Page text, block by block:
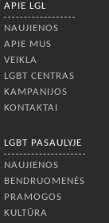
APIE LGL
NAUJIENOS
APIE MUS
VEIKLA
LGBT CENTRAS
KAMPANIJOS
KONTAKTAI
LGBT PASAULYJE
NAUJIENOS
BENDRUOMENĖS
PRAMOGOS
KULTŪRA